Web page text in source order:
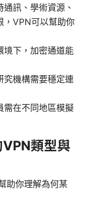
訊、學術資源、
，VPN可以幫助你
境下，加密通道能
究機構需要穩定連
需在不同地區模擬
類型與
助你理解為何某